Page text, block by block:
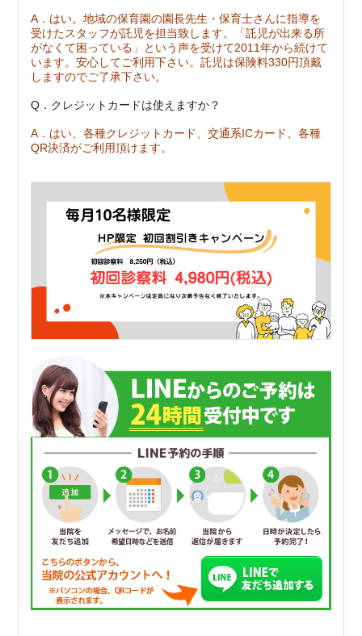
A．はい。地域の保育園の園長先生・保育士さんに指導を
受けたスタッフが託児を担当致します。「託児が出来る所
がなくて困っている」という声を受けて2011年から続けて
います。安心してご利用下さい。託児は保険料330円頂戴
しますのでご了承下さい。
Q．クレジットカードは使えますか？
A．はい、各種クレジットカード、交通系ICカード、各種
QR決済がご利用頂けます。